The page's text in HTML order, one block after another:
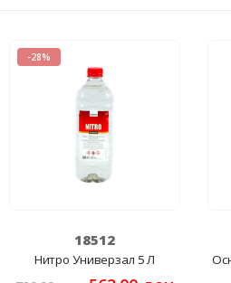
-28%
18512
Нитро Универзал 5 Л